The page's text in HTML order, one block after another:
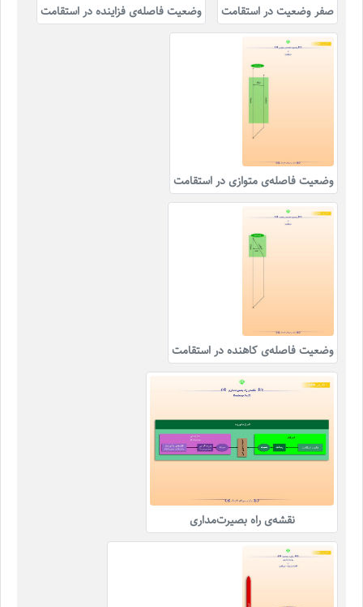
صفر وضعیت در استقامت وضعیت فاصله‌ی فزاینده در استقامت
وضعیت فاصله‌ی متوازی در استقامت
وضعیت فاصله‌ی کاهنده در استقامت
نقشه‌ی راه بصیرت‌مداری